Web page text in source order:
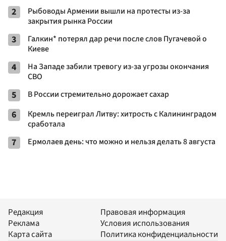
2
Рыбоводы Армении вышли на протесты из-за
закрытия рынка России
3
Галкин* потерял дар речи после слов Пугачевой о
Киеве
4
На Западе забили тревогу из-за угрозы окончания
СВО
5 В России стремительно дорожает сахар
6
Кремль переиграл Литву: хитрость с Калининградом
сработала
7 Ермолаев день: что можно и нельзя делать 8 августа
Редакция
Реклама
Карта сайта
Правовая информация
Условия использования
Политика конфиденциальности